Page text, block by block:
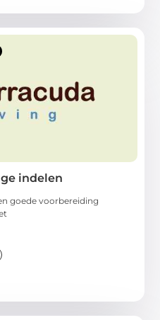
indelen
goede voorbereiding